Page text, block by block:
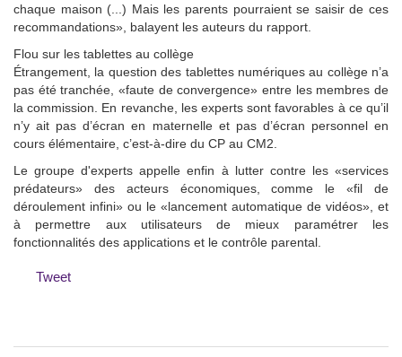
chaque maison (...) Mais les parents pourraient se saisir de ces
recommandations», balayent les auteurs du rapport.
Flou sur les tablettes au collège
Étrangement, la question des tablettes numériques au collège n’a
pas été tranchée, «faute de convergence» entre les membres de
la commission. En revanche, les experts sont favorables à ce qu’il
n’y ait pas d’écran en maternelle et pas d’écran personnel en
cours élémentaire, c’est-à-dire du CP au CM2.
Le groupe d'experts appelle enfin à lutter contre les «services
prédateurs» des acteurs économiques, comme le «fil de
déroulement infini» ou le «lancement automatique de vidéos», et
à permettre aux utilisateurs de mieux paramétrer les
fonctionnalités des applications et le contrôle parental.
Tweet